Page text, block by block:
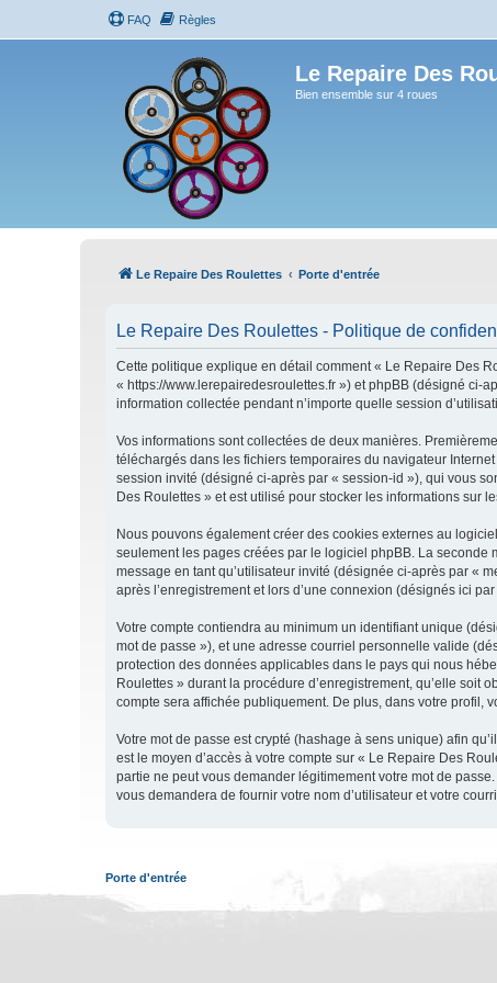
FAQ Règles
Le Repaire Des
Bien ensemble sur 4 roues
Le Repaire Des Roulettes Porte d'entrée
Le Repaire Des Roulettes - Politique de
Cette politique explique en détail comment « Le Repaire Des
« https://www.lerepairedesroulettes.fr ») et phpBB (désigné ci-
information collectée pendant n’importe quelle session
Vos informations sont collectées de deux manières.
téléchargés dans les fichiers temporaires du navigateur
session invité (désigné ci-après par « session-id »), qui vous
Des Roulettes » et est utilisé pour stocker les informations sur
Nous pouvons également créer des cookies externes au
seulement les pages créées par le logiciel phpBB. La seconde
message en tant qu’utilisateur invité (désignée ci-après par «
après l’enregistrement et lors d’une connexion (désignés ici
Votre compte contiendra au minimum un identifiant unique
mot de passe »), et une adresse courriel personnelle valide
protection des données applicables dans le pays qui nous
Roulettes » durant la procédure d’enregistrement, qu’elle
compte sera affichée publiquement. De plus, dans votre profil,
Votre mot de passe est crypté (hashage à sens unique) afin
est le moyen d’accès à votre compte sur « Le Repaire Des
partie ne peut vous demander légitimement votre mot de
vous demandera de fournir votre nom d’utilisateur et votre
Porte d'entrée